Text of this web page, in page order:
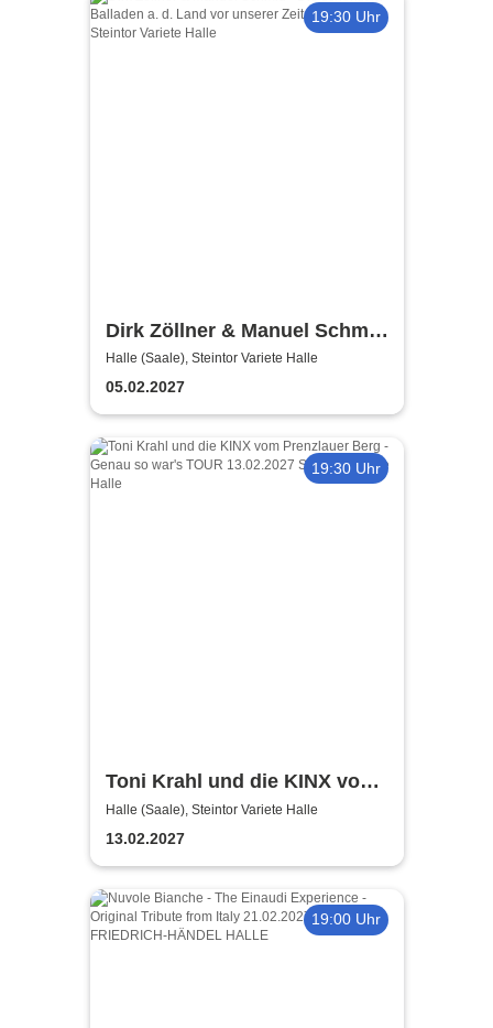
19:30 Uhr
Dirk Zöllner & Manuel Schmid
- Die schönsten Balladen aus
dem Land vor unserer Zeit
Halle (Saale), Steintor Variete Halle
05.02.2027
19:30 Uhr
Toni Krahl und die KINX vom
Prenzlauer Berg - Tour 2027
Halle (Saale), Steintor Variete Halle
13.02.2027
19:00 Uhr